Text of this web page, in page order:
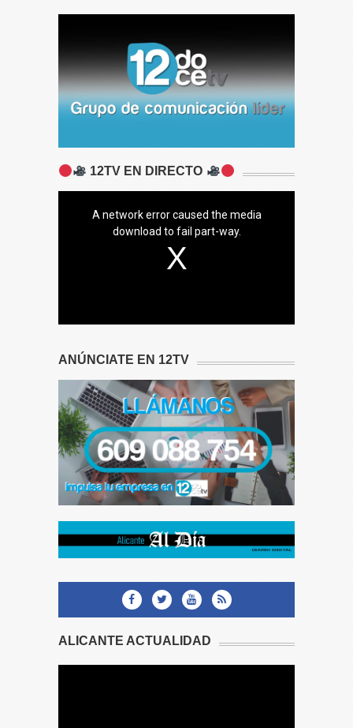
12TV EN DIRECTO
A network error caused the media
download to fail part-way.
ANÚNCIATE EN 12TV
ALICANTE ACTUALIDAD